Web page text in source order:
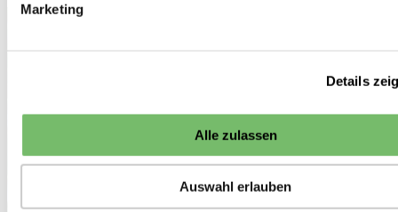
Marketing
Details
Alle zulassen
Auswahl erlauben